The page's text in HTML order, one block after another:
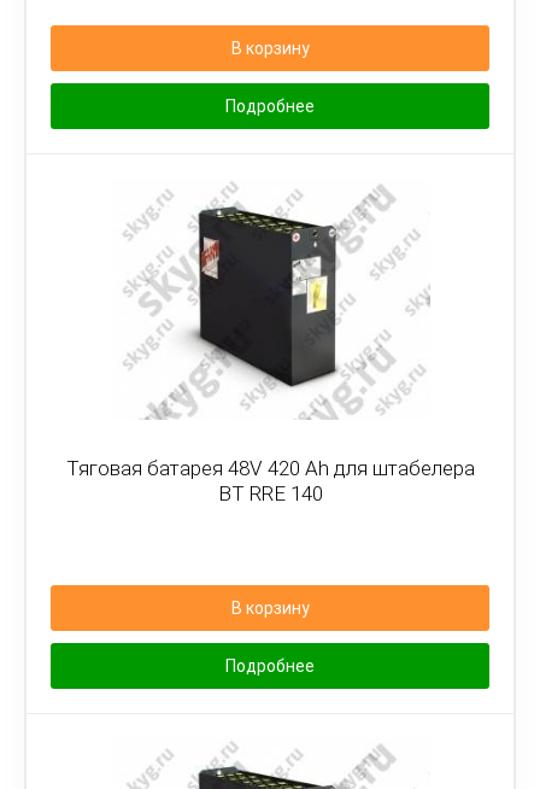
В корзину
Подробнее
Тяговая батарея 48V 420 Ah для штабелера
BT RRE 140
В корзину
Подробнее